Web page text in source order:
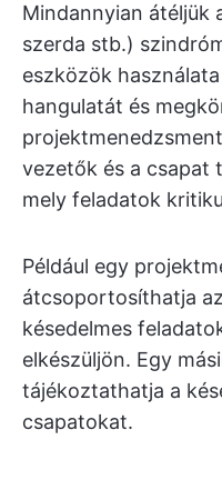
Mindannyian átéljük
szerda stb.)
eszközök
hangulatát és
vezetők és a csapat
mely feladatok
Például egy
átcsoportosíthatja
késedelmes
elkészüljön. Egy
tájékoztathatja a
csapatokat.